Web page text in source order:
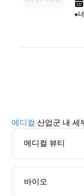
메디컬 산업군 내 세
메디컬 뷰티
바이오